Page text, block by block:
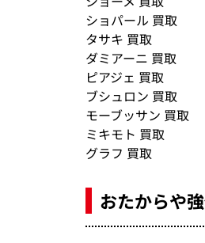
ショパール 買取
タサキ 買取
ダミアーニ 買取
ピアジェ 買取
ブシュロン 買取
モーブッサン 買取
ミキモト 買取
グラフ 買取
おたからや